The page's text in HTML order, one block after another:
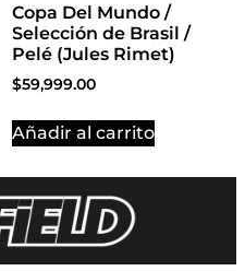
Copa Del Mundo /
Selección de Brasil /
Pelé (Jules Rimet)
$59,999.00
Añadir al carrito